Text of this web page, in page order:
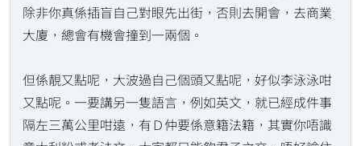
除非你真係插盲自己對眼先出街，否則去開會，去商業
大廈，總會有機會撞到一兩個。
但係靚又點呢，大波過自己個頭又點呢，好似李泳泳咁
又點呢。一要講另一隻語言，例如英文，就已經成件事
隔左三萬公里咁遠，有Ｄ仲要係意籍法籍，其實你唔識